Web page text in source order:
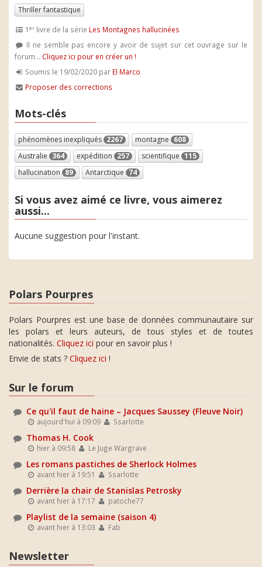
Thriller fantastique
1er livre de la série Les Montagnes hallucinées
Il ne semble pas encore y avoir de sujet sur cet ouvrage sur le
forum... Cliquez ici pour en créer un !
Soumis le 19/02/2020 par El Marco
Proposer des corrections
Mots-clés
phénomènes inexpliqués 2267 montagne 608
Australie 364 expédition 257 scientifique 115
hallucination 89 Antarctique 74
Si vous avez aimé ce livre, vous aimerez
aussi...
Aucune suggestion pour l'instant.
Polars Pourpres
Polars Pourpres est une base de données communautaire sur
les polars et leurs auteurs, de tous styles et de toutes
nationalités. Cliquez ici pour en savoir plus !
Envie de stats ? Cliquez ici !
Sur le forum
Ce qu'il faut de haine – Jacques Saussey (Fleuve Noir)
aujourd'hui à 09:09 Ssarlotte
Thomas H. Cook
hier à 09:58 Le Juge Wargrave
Les romans pastiches de Sherlock Holmes
avant hier à 19:51 Ssarlotte
Derrière la chair de Stanislas Petrosky
avant hier à 17:17 patoche77
Playlist de la semaine (saison 4)
avant hier à 13:03 Fab
Newsletter